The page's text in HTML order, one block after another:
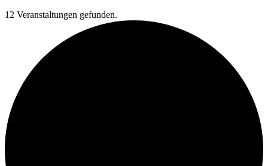
12 Veranstaltungen gefunden.